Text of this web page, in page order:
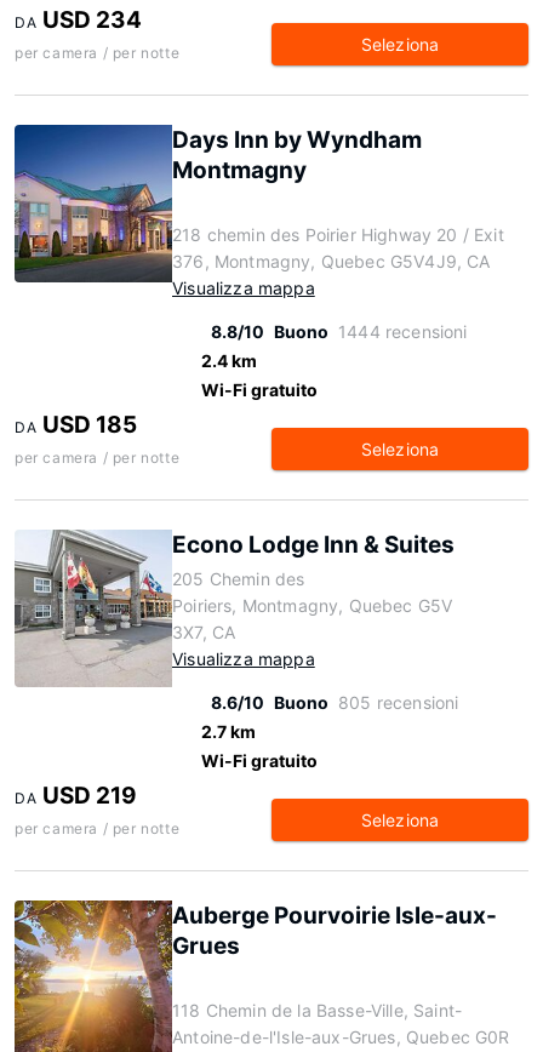
DA USD 234
per camera / per notte Seleziona
Days Inn by Wyndham
Montmagny
218 chemin des Poirier Highway 20 / Exit
376, Montmagny, Quebec G5V4J9, CA
Visualizza mappa
8.8/10 Buono 1444 recensioni
2.4 km
Wi-Fi gratuito
DA USD 185
per camera / per notte Seleziona
Econo Lodge Inn & Suites
205 Chemin des
Poiriers, Montmagny, Quebec G5V
3X7, CA
Visualizza mappa
8.6/10 Buono 805 recensioni
2.7 km
Wi-Fi gratuito
DA USD 219
per camera / per notte Seleziona
Auberge Pourvoirie Isle-aux-
Grues
118 Chemin de la Basse-Ville, Saint-
Antoine-de-l'Isle-aux-Grues, Quebec G0R